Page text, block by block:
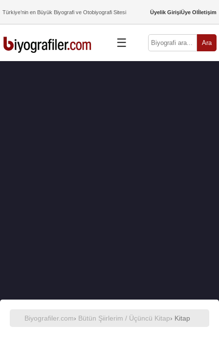
Türkiye’nin en Büyük Biyografi ve Otobiyografi Sitesi Üyelik GirişiÜye Olİletişim
☰ Ara
Biyografiler.com› Bütün Şiirlerim / Üçüncü Kitap› Kitap